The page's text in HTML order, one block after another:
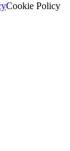
Cookie Policy